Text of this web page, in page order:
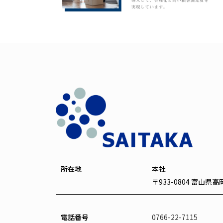
所在地
本社
〒933-0804 富山県高
電話番号 0766-22-7115